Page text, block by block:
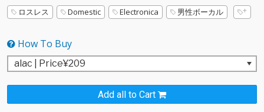
ロスレス
Domestic Electronica 男性ボーカル
How To Buy
Add all to Cart